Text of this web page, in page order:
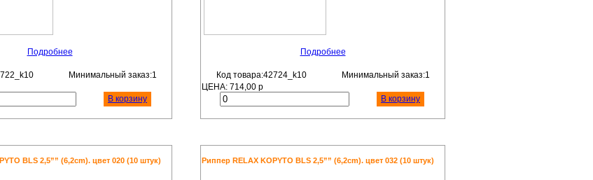
Подробнее
Минимальный заказ:1
В корзину
Подробнее
Код товара:42724_k10
Минимальный заказ:1
ЦЕНА: 714,00 р
В корзину
BLS 2,5”” (6,2cm). цвет 020 (10 штук) Риппер RELAX KOPYTO BLS 2,5”” (6,2cm). цвет 032 (10 штук)